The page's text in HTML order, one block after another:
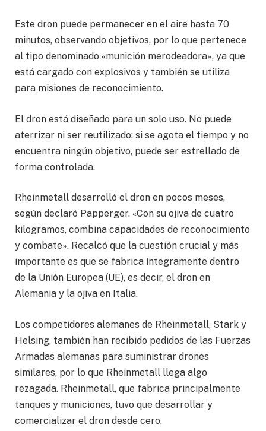
Este dron puede permanecer en el aire hasta 70
minutos, observando objetivos, por lo que pertenece
al tipo denominado «munición merodeadora», ya que
está cargado con explosivos y también se utiliza
para misiones de reconocimiento.
El dron está diseñado para un solo uso. No puede
aterrizar ni ser reutilizado: si se agota el tiempo y no
encuentra ningún objetivo, puede ser estrellado de
forma controlada.
Rheinmetall desarrolló el dron en pocos meses,
según declaró Papperger. «Con su ojiva de cuatro
kilogramos, combina capacidades de reconocimiento
y combate». Recalcó que la cuestión crucial y más
importante es que se fabrica íntegramente dentro
de la Unión Europea (UE), es decir, el dron en
Alemania y la ojiva en Italia.
Los competidores alemanes de Rheinmetall, Stark y
Helsing, también han recibido pedidos de las Fuerzas
Armadas alemanas para suministrar drones
similares, por lo que Rheinmetall llega algo
rezagada. Rheinmetall, que fabrica principalmente
tanques y municiones, tuvo que desarrollar y
comercializar el dron desde cero.